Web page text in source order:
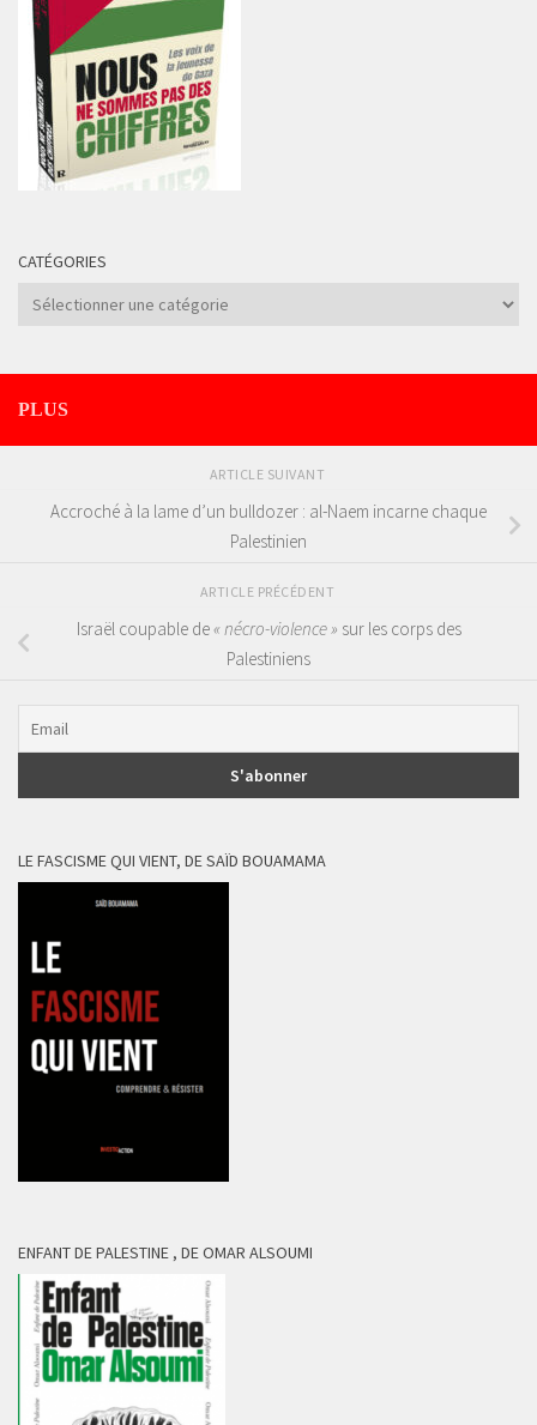
CATÉGORIES
Catégories
PLUS
ARTICLE SUIVANT
Accroché à la lame d’un bulldozer : al-Naem incarne chaque
Palestinien
ARTICLE PRÉCÉDENT
Israël coupable de« nécro-violence » sur les corps des
Palestiniens
LE FASCISME QUI VIENT, DE SAÏD BOUAMAMA
ENFANT DE PALESTINE , DE OMAR ALSOUMI